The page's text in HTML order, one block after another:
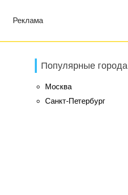
Реклама
Популярные города
Москва
Санкт-Петербург